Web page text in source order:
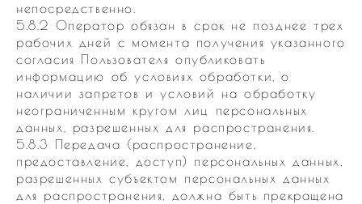
непосредственно.
5.8.2 Оператор обязан в срок не позднее трех
рабочих дней с момента получения указанного
согласия Пользователя опубликовать
информацию об условиях обработки, о
наличии запретов и условий на обработку
неограниченным кругом лиц персональных
данных, разрешенных для распространения.
5.8.3 Передача (распространение,
предоставление, доступ) персональных данных,
разрешенных субъектом персональных данных
для распространения, должна быть прекращена